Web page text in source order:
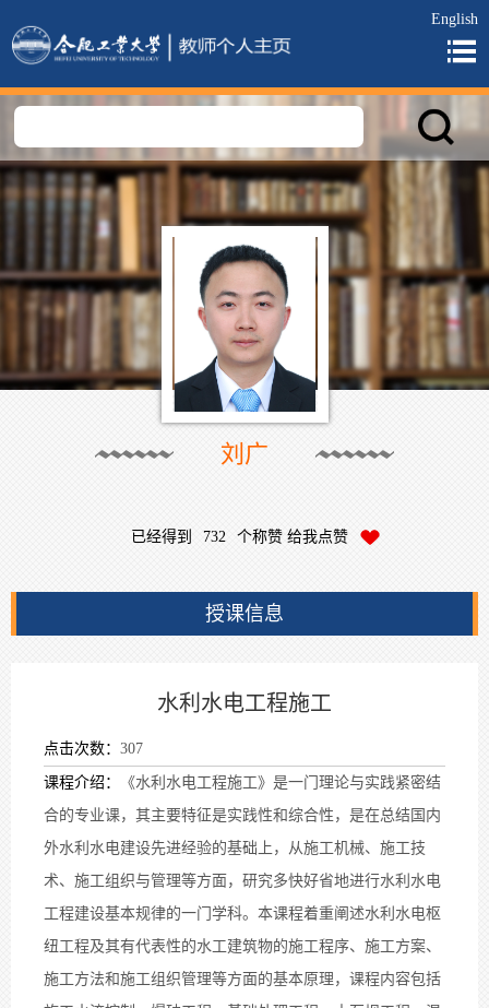
English
刘广
已经得到 732 个称赞 给我点赞
授课信息
水利水电工程施工
点击次数： 307
课程介绍：
《水利水电工程施工》是一门理论与实践紧密结
合的专业课，其主要特征是实践性和综合性，是在总结国内
外水利水电建设先进经验的基础上，从施工机械、施工技
术、施工组织与管理等方面，研究多快好省地进行水利水电
工程建设基本规律的一门学科。本课程着重阐述水利水电枢
纽工程及其有代表性的水工建筑物的施工程序、施工方案、
施工方法和施工组织管理等方面的基本原理，课程内容包括